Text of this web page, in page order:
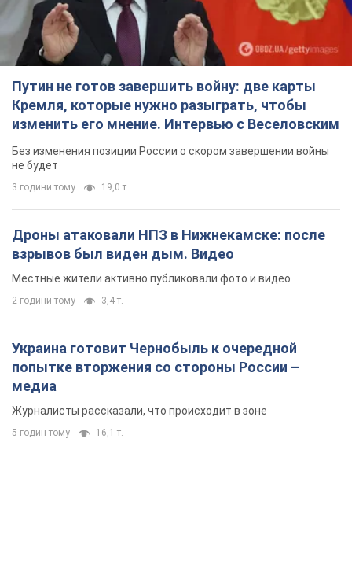
Путин не готов завершить войну: две карты
Кремля, которые нужно разыграть, чтобы
изменить его мнение. Интервью с Веселовским
Без изменения позиции России о скором завершении войны
не будет
3 години тому 19,0 т.
Дроны атаковали НПЗ в Нижнекамске: после
взрывов был виден дым. Видео
Местные жители активно публиковали фото и видео
2 години тому 3,4 т.
Украина готовит Чернобыль к очередной
попытке вторжения со стороны России –
медиа
Журналисты рассказали, что происходит в зоне
5 годин тому 16,1 т.